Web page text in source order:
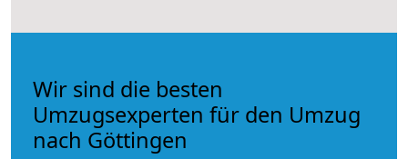
Wir sind die besten
Umzugsexperten für den Umzug
nach Göttingen